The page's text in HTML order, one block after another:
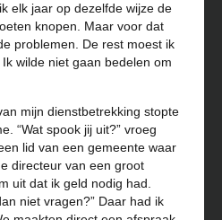
elk jaar op dezelfde wijze de
knopen. Maar voor dat
problemen. De rest moest ik
wilde niet gaan bedelen om
mijn dienstbetrekking stopte
“Wat spook jij uit?” vroeg
lid van een gemeente waar
directeur van een groot
uit dat ik geld nodig had.
niet vragen?” Daar had ik